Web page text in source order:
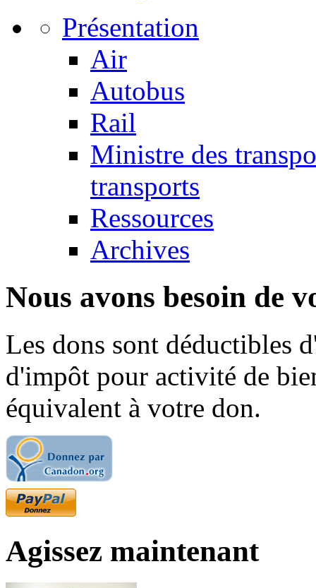
Présentation
Air
Autobus
Rail
Ministre des
transports
Ressources
Archives
Nous avons besoin de
Les dons sont déductibles
d'impôt pour activité de
équivalent à votre don.
Agissez maintenant